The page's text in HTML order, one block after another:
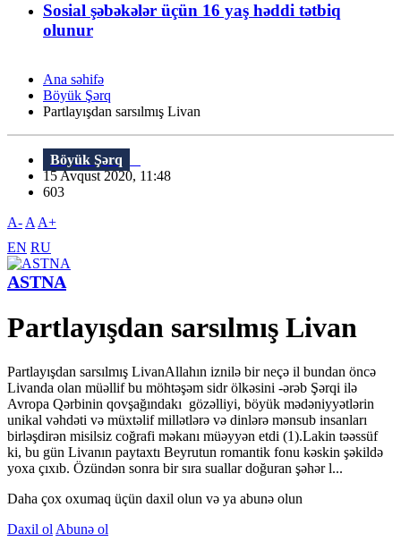
Sosial şəbəkələr üçün 16 yaş həddi tətbiq
olunur
Ana səhifə
Böyük Şərq
Partlayışdan sarsılmış Livan
Böyük Şərq
15 Avqust 2020, 11:48
603
A- A A+
EN RU
ASTNA
Partlayışdan sarsılmış Livan
Partlayışdan sarsılmış LivanAllahın iznilə bir neçə il bundan öncə
Livanda olan müəllif bu möhtəşəm sidr ölkəsini -ərəb Şərqi ilə
Avropa Qərbinin qovşağındakı gözəlliyi, böyük mədəniyyətlərin
unikal vəhdəti və müxtəlif millətlərə və dinlərə mənsub insanları
birləşdirən misilsiz coğrafi məkanı müəyyən etdi (1).Lakin təəssüf
ki, bu gün Livanın paytaxtı Beyrutun romantik fonu kəskin şəkildə
yoxa çıxıb. Özündən sonra bir sıra suallar doğuran şəhər l...
Daha çox oxumaq üçün daxil olun və ya abunə olun
Daxil ol Abunə ol